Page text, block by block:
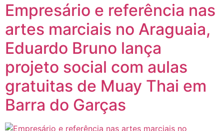
Empresário e referência nas
artes marciais no Araguaia,
Eduardo Bruno lança
projeto social com aulas
gratuitas de Muay Thai em
Barra do Garças